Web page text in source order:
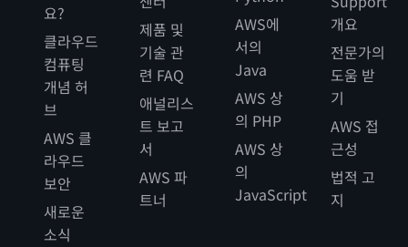
요?
클라우드
컴퓨팅
개념 허
브
AWS 클
라우드
보안
새로운
소식
제품 및
기술 관
련 FAQ
애널리스
트 보고
서
AWS 파
트너
AWS에
서의
Java
AWS 상
의 PHP
AWS 상
의
JavaScript
개요
전문가의
도움 받
기
AWS 접
근성
법적 고
지